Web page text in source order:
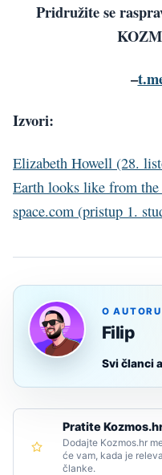
Pridružite se
–
Izvori:
Elizabeth Howell (28.
Earth looks like from the
space.com (pristup 1.
O AUTORU
Filip
Svi članci
Pratite
Dodajte Kozmos.hr
će vam, kada je
članke.